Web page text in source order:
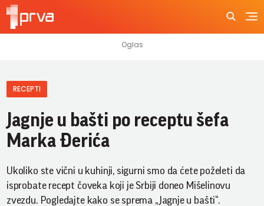
RECEPTI
Jagnje u bašti po receptu šefa
Marka Đerića
Ukoliko ste vični u kuhinji, sigurni smo da ćete poželeti da
isprobate recept čoveka koji je Srbiji doneo Mišelinovu
zvezdu. Pogledajte kako se sprema „Jagnje u bašti“.